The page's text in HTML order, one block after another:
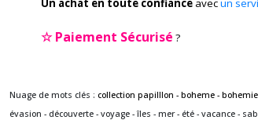
Un achat en toute confiance avecun
☆Paiement Sécurisé ?
Nuage de mots clés : collection papilllon - boheme -
évasion - découverte - voyage - îles - mer - été - vacance -